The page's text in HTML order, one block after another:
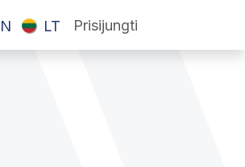
LT Prisijungti